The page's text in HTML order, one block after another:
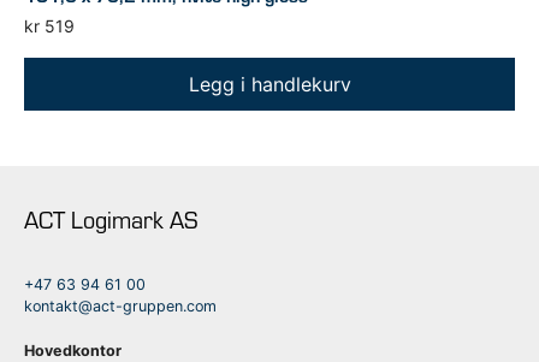
kr 519
Legg i handlekurv
ACT Logimark AS
+47 63 94 61 00
kontakt@act-gruppen.com
Hovedkontor